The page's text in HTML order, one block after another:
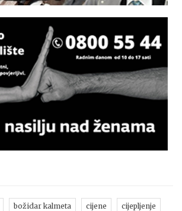
božidar kalmeta cijene cijepljenje